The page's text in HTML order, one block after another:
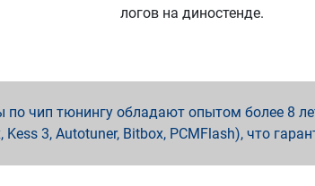
логов на диностенде.
по чип тюнингу обладают опытом более 8
Kess 3, Autotuner, Bitbox, PCMFlash), что